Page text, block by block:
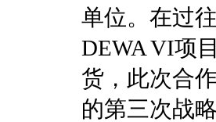
单位。在过
DEWA VI项
货，此次合
的第三次战